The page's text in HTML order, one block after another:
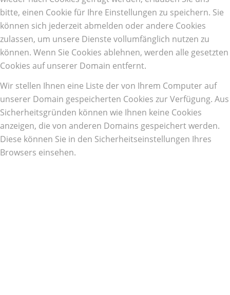
bitte, einen Cookie für Ihre Einstellungen zu speichern. Sie
können sich jederzeit abmelden oder andere Cookies
zulassen, um unsere Dienste vollumfänglich nutzen zu
können. Wenn Sie Cookies ablehnen, werden alle gesetzten
Cookies auf unserer Domain entfernt.
Wir stellen Ihnen eine Liste der von Ihrem Computer auf
unserer Domain gespeicherten Cookies zur Verfügung. Aus
Sicherheitsgründen können wie Ihnen keine Cookies
anzeigen, die von anderen Domains gespeichert werden.
Diese können Sie in den Sicherheitseinstellungen Ihres
Browsers einsehen.